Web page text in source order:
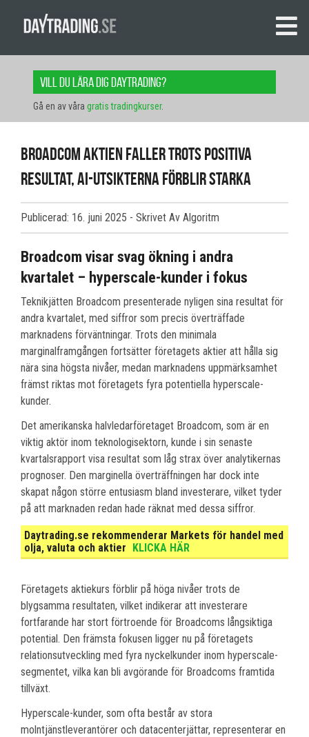
Vill du lära dig daytrading?
Gå en av våra gratis tradingkurser.
Broadcom Aktien Faller Trots Positiva
Resultat, AI-Utsikterna Förblir Starka
Publicerad: 16. juni 2025 - Skrivet Av Algoritm
Broadcom visar svag ökning i andra
kvartalet – hyperscale-kunder i fokus
Teknikjätten Broadcom presenterade nyligen sina resultat för
andra kvartalet, med siffror som precis överträffade
marknadens förväntningar. Trots den minimala
marginalframgången fortsätter företagets aktier att hålla sig
nära sina högsta nivåer, medan marknadens uppmärksamhet
främst riktas mot företagets fyra potentiella hyperscale-
kunder.
Det amerikanska halvledarföretaget Broadcom, som är en
viktig aktör inom teknologisektorn, kunde i sin senaste
kvartalsrapport visa resultat som låg strax över analytikernas
prognoser. Den marginella överträffningen har dock inte
skapat någon större entusiasm bland investerare, vilket tyder
på att marknaden redan hade räknat med dessa siffror.
Daytrading.se rekommenderar Markets för handel med
olja, valuta och aktier KLICKA HÄR
Företagets aktiekurs förblir på höga nivåer trots de
blygsamma resultaten, vilket indikerar att investerare
fortfarande har stort förtroende för Broadcoms långsiktiga
potential. Den främsta fokusen ligger nu på företagets
relationsutveckling med fyra nyckelkunder inom hyperscale-
segmentet, vilka kan bli avgörande för Broadcoms framtida
tillväxt.
Hyperscale-kunder, som ofta består av stora
molntjänstleverantörer och datacenterjättar, representerar en